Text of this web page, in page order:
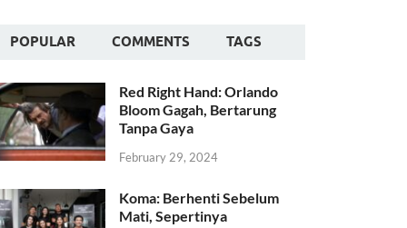
POPULAR COMMENTS TAGS
Red Right Hand: Orlando
Bloom Gagah, Bertarung
Tanpa Gaya
February 29, 2024
Koma: Berhenti Sebelum
Mati, Sepertinya